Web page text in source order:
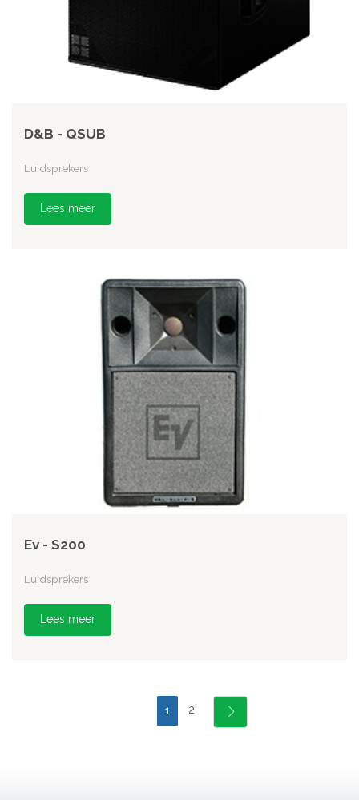
D&B - QSUB
Luidsprekers
Lees meer
Ev - S200
Luidsprekers
Lees meer
1 2